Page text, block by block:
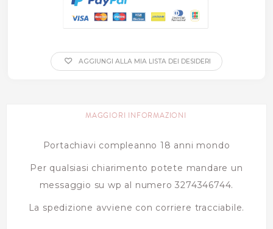
AGGIUNGI ALLA MIA LISTA DEI DESIDERI
MAGGIORI INFORMAZIONI
Portachiavi compleanno 18 anni mondo
Per qualsiasi chiarimento potete mandare un
messaggio su wp al numero 3274346744.
La spedizione avviene con corriere tracciabile.